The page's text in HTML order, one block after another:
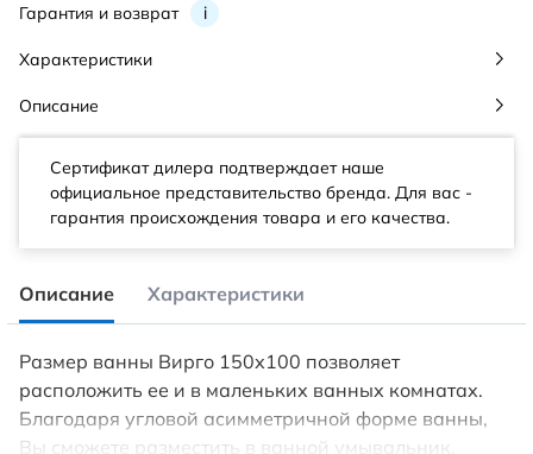
Гарантия и возврат i
Характеристики
Описание
Сертификат дилера подтверждает наше
официальное представительство бренда. Для вас -
гарантия происхождения товара и его качества.
Описание Характеристики
Размер ванны Вирго 150х100 позволяет
расположить ее и в маленьких ванных комнатах.
Благодаря угловой асимметричной форме ванны,
Вы сможете разместить в ванной умывальник,